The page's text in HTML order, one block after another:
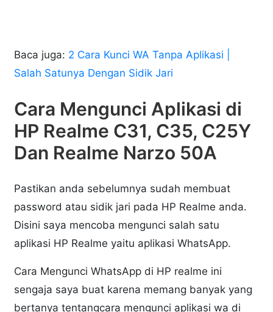
Baca juga: 2 Cara Kunci WA Tanpa Aplikasi |
Salah Satunya Dengan Sidik Jari
Cara Mengunci Aplikasi di
HP Realme C31, C35, C25Y
Dan Realme Narzo 50A
Pastikan anda sebelumnya sudah membuat
password atau sidik jari pada HP Realme anda.
Disini saya mencoba mengunci salah satu
aplikasi HP Realme yaitu aplikasi WhatsApp.
Cara Mengunci WhatsApp di HP realme ini
sengaja saya buat karena memang banyak yang
bertanya tentangcara mengunci aplikasi wa di